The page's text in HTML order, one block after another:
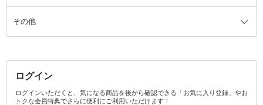
ミラー・鏡
消臭剤・芳香剤
歯ブラシ
その他オーラルケア
キット・セット全て
ボディケアキット
その他
ログイン
ログインいただくと、気になる商品を後から確認できる「お気に入り登録」やお
トクな会員特典でさらに便利にご利用いただけます！